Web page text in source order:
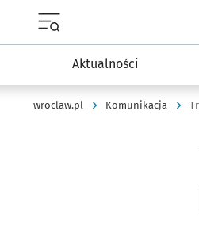
Aktualności
wroclaw.pl Komunikacja